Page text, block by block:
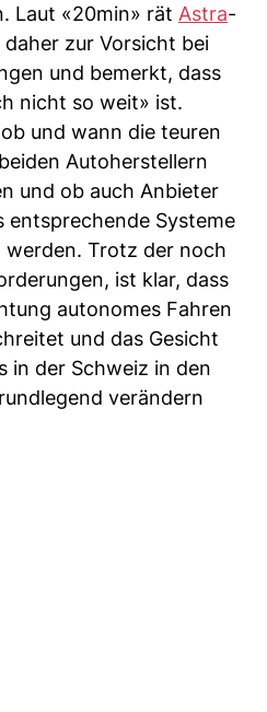
Laut «20min» rät Astra-
zur Vorsicht bei
und bemerkt, dass
nicht so weit» ist.
und wann die teuren
Autoherstellern
und ob auch Anbieter
entsprechende Systeme
Trotz der noch
ist klar, dass
autonomes Fahren
und das Gesicht
in der Schweiz in den
verändern